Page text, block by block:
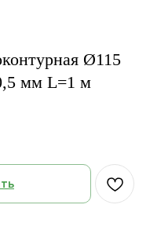
Ø115
мм L=1 м